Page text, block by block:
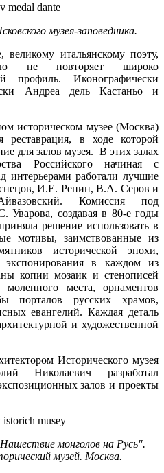
музея-заповедника.
итальянскому поэту,
не повторяет широко
профиль. Иконографически
Андреа дель Кастаньо и
историческом музее (Москва)
реставрация, в ходе которой
для залов музея. В этих залах
Российского начиная с
интерьерами работали лучшие
И.Е. Репин, В.А. Серов и
Комиссия под
Уварова, создавая в 80-е годы
решение использовать в
мотивы, заимствованные из
исторической эпохи,
экспонирования в каждом из
копии мозаик и стенописей
моленного места, орнаментов
порталов русских храмов,
евангелий. Каждая деталь
и художественной
Исторического музея
Николаевич разработал
залов и проекты
монголов на Русь".
музей. Москва.